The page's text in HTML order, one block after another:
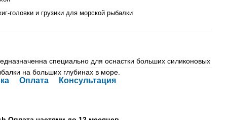
головки и грузики для морской рыбалки
специально для оснастки больших силиконовых
на больших глубинах в море.
Оплата Консультация